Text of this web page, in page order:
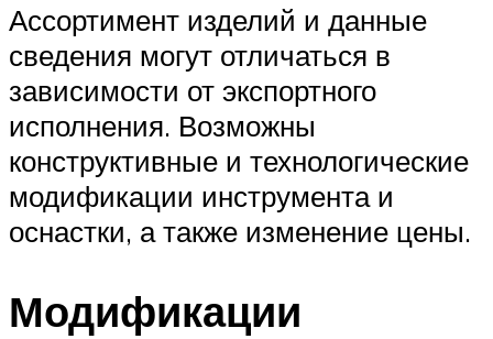
Ассортимент изделий и данные
сведения могут отличаться в
зависимости от экспортного
исполнения. Возможны
конструктивные и технологические
модификации инструмента и
оснастки, а также изменение цены.
Модификации